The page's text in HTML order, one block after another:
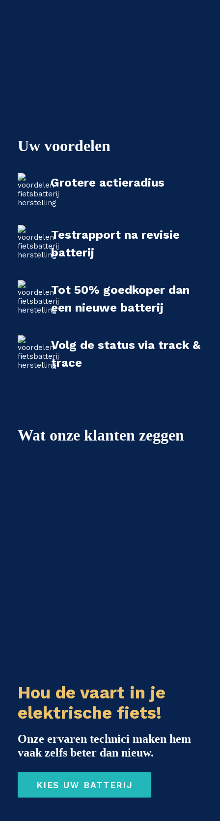
Uw voordelen
Grotere actieradius
Testrapport na revisie
batterij
Tot 50% goedkoper dan
een nieuwe batterij
Volg de status via track &
trace
Wat onze klanten zeggen
Hou de vaart in je
elektrische fiets!
Onze ervaren technici maken hem
vaak zelfs beter dan nieuw.
KIES UW BATTERIJ